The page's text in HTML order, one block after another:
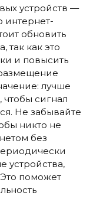
устройств —
интернет-
обновить
так как это
и повысить
лучше
чтобы сигнал
Не забывайте
никто не
без
устройства,
поможет